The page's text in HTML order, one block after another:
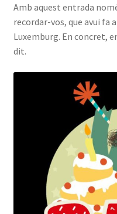
INICIA SESSIÓ
Amb aquest entrada
recordar-vos, que avui fa
Luxemburg. En concret,
dit.